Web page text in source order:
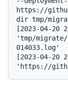
https://
dir tmp/
[2023-04-20
'tmp/
014033.log'
[2023-04-20